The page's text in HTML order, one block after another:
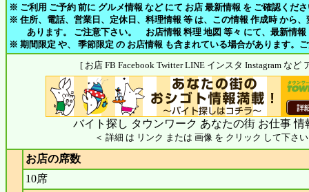
※ ご利用 ご予約 前に グルメ情報 など にて お店 最新情報 を ご確認くだ
※ 住所、電話、営業日、定休日、料理情報 等 は、この情報 作成時 から
あります。 ご注意下さい。 お店情報 料理 地図 等々 にて、最新情報
※ 期間限定 や、 季節限定 の お店情報 も含まれている場合があります。
[ お店 FB Facebook Twitter LINE インスタ Instagram など
バイト探し タウンワーク あなたの街 お仕事 情
＜ 詳細 は リンク または 画像 を クリック して下さ
お店の席数
10席